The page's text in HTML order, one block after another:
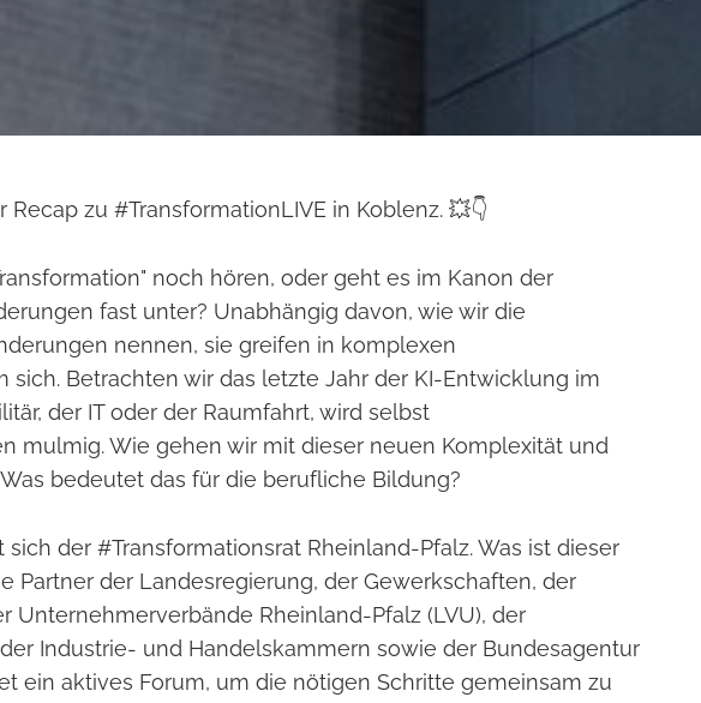
zu #TransformationLIVE in Koblenz. 💥👇
noch hören, oder geht es im Kanon der
fast unter? Unabhängig davon, wie wir die
nennen, sie greifen in komplexen
sich. Betrachten wir das letzte Jahr der KI-Entwicklung im
der IT oder der Raumfahrt, wird selbst
mulmig. Wie gehen wir mit dieser neuen Komplexität und
bedeutet das für die berufliche Bildung?
sich der #Transformationsrat Rheinland-Pfalz. Was ist dieser
Partner der Landesregierung, der Gewerkschaften, der
Unternehmerverbände Rheinland-Pfalz (LVU), der
Industrie- und Handelskammern sowie der Bundesagentur
ein aktives Forum, um die nötigen Schritte gemeinsam zu